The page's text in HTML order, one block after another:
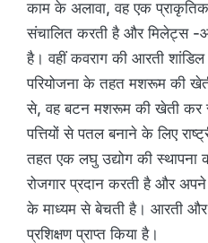
काम के अलावा, वह एक
संचालित करती है और मिलेट्स -
है। वहीं कवराग की आरती
परियोजना के तहत मशरूम की
से, वह बटन मशरूम की खेती कर
पत्तियों से पतल बनाने के लिए
तहत एक लघु उद्योग की
रोजगार प्रदान करती है और
के माध्यम से बेचती है। आरती
प्रशिक्षण प्राप्त किया है।